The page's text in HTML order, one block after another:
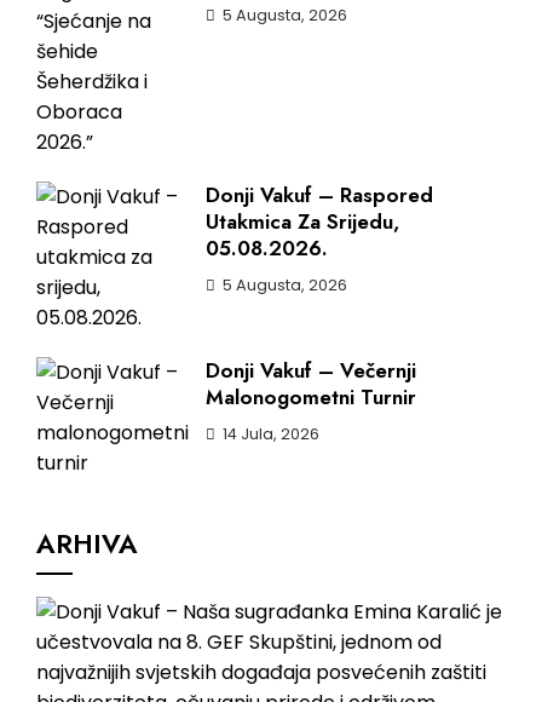
5 Augusta, 2026
Donji Vakuf – Raspored
Utakmica Za Srijedu,
05.08.2026.
5 Augusta, 2026
Donji Vakuf – Večernji
Malonogometni Turnir
14 Jula, 2026
ARHIVA